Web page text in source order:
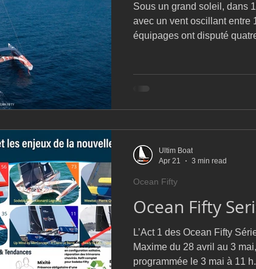
Sous un grand soleil, dans
avec un vent oscillant entre
équipages ont disputé
plus rugueuse. Départs
Ocean Fifty
L’Act 1 des Ocean Fifty
Maxime du 28 avril au 3
programmée le 3 mai à 11
Ocean Fifty
Ultim Boat
Apr 21
3 min read